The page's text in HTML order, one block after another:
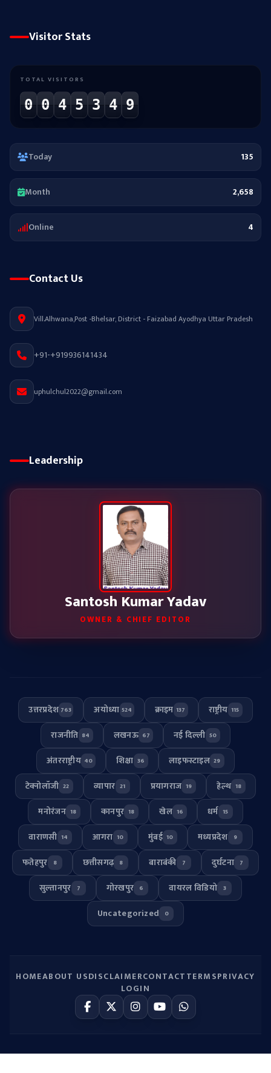
Visitor Stats
TOTAL VISITORS
0 0 4 5 3 4 9
Today 135
Month 2,658
Online 4
Contact Us
Vill.Alhwana,Post -Bhelsar, District - Faizabad Ayodhya Uttar Pradesh
+91-+919936141434
uphulchul2022@gmail.com
Leadership
Santosh Kumar Yadav
OWNER & CHIEF EDITOR
उत्तरप्रदेश 763 अयोध्या 524 क्राइम 137 राष्ट्रीय 115
राजनीति 84 लखनऊ 67 नई दिल्ली 50
अंतरराष्ट्रीय 40 शिक्षा 36 लाइफस्टाइल 29
टेक्नोलॉजी 22 व्यापार 21 प्रयागराज 19 हेल्थ 18
मनोरंजन 18 कानपुर 18 खेल 16 धर्म 15
वाराणसी 14 आगरा 10 मुंबई 10 मध्यप्रदेश 9
फतेहपुर 8 छत्तीसगढ़ 8 बाराबंकी 7 दुर्घटना 7
सुल्तानपुर 7 गोरखपुर 6 वायरल विडियो 3
Uncategorized 0
HOMEABOUT USDISCLAIMERCONTACTTERMSPRIVACY
LOGIN